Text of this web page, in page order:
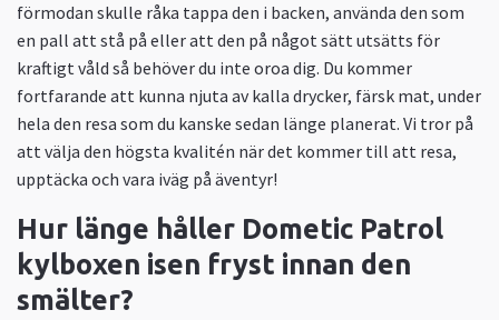
förmodan skulle råka tappa den i backen, använda den som
en pall att stå på eller att den på något sätt utsätts för
kraftigt våld så behöver du inte oroa dig. Du kommer
fortfarande att kunna njuta av kalla drycker, färsk mat, under
hela den resa som du kanske sedan länge planerat. Vi tror på
att välja den högsta kvalitén när det kommer till att resa,
upptäcka och vara iväg på äventyr!
Hur länge håller Dometic Patrol
kylboxen isen fryst innan den
smälter?